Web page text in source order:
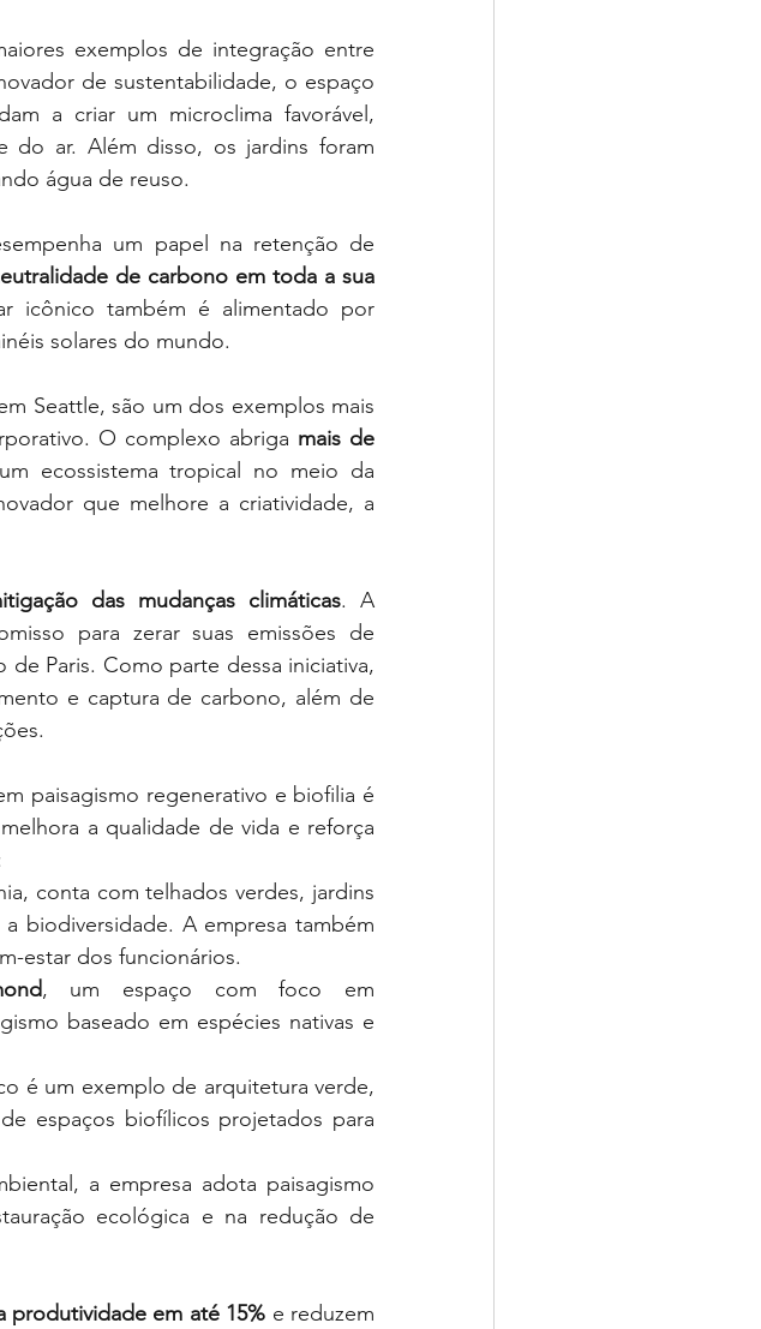
exemplos de integração entre
de sustentabilidade, o espaço
a criar um microclima favorável,
do ar. Além disso, os jardins foram
água de reuso.
um papel na retenção de
de carbono em toda a sua
icônico também é alimentado por
solares do mundo.
Seattle, são um dos exemplos mais
O complexo abriga mais de
ecossistema tropical no meio da
que melhore a criatividade, a
das mudanças climáticas. A
para zerar suas emissões de
Paris. Como parte dessa iniciativa,
e captura de carbono, além de
paisagismo regenerativo e biofilia é
a qualidade de vida e reforça
conta com telhados verdes, jardins
biodiversidade. A empresa também
estar dos funcionários.
, um espaço com foco em
baseado em espécies nativas e
é um exemplo de arquitetura verde,
espaços biofílicos projetados para
a empresa adota paisagismo
ecológica e na redução de
produtividade em até 15% e reduzem